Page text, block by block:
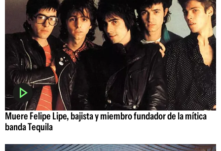
Muere Felipe Lipe, bajista y miembro fundador de la mítica
banda Tequila